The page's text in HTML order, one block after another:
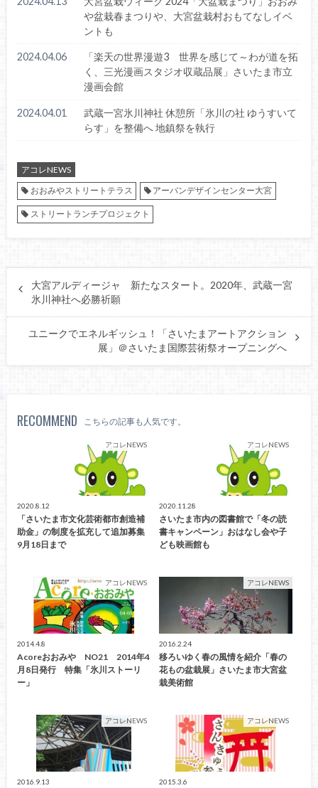
や盆栽春まつりや、大宮盆栽村おもてなしイベ
ントも
2024.04.06
「楽天の世界漫遊3 世界を感じて～わが道を拓
く、三光漫画スタジオ収蔵品展」さいたま市立
漫画会館
2024.04.01
武蔵一宮氷川神社 休憩所「氷川の社 ゆうすいて
らす」を整備へ 地鎮祭を執行
アコレNEWS
おおみやストリートテラス
アーバンデザインセンター大宮
ストリートランチプロジェクト
大宮アルディージャ 新たなスタート。2020年、武蔵一宮
氷川神社へ必勝祈願
ユニークでエネルギッシュ！「さいたまアートアクション
展」＠さいたま国際芸術祭オープニングへ
RECOMMEND こちらの記事も人気です。
アコレNEWS
2020.8.12
「さいたま市文化芸術都市創造補
助金」の制度を拡充して追加募集
9月18日まで
アコレNEWS
2020.11.28
さいたま市内の図書館で「冬の読
書キャンペーン」おはなし会や子
ども映画館も
アコレNEWS
2014.4.8
Acoreおおみや NO21 2014年4
月8日発行 特集「氷川ストーリ
ー」
アコレNEWS
2016.2.24
移ろいゆく春の風情を紹介「春の
花もの盆栽展」さいたま市大宮盆
栽美術館
アコレNEWS
2016.9.13
アコレNEWS
2015.3.6